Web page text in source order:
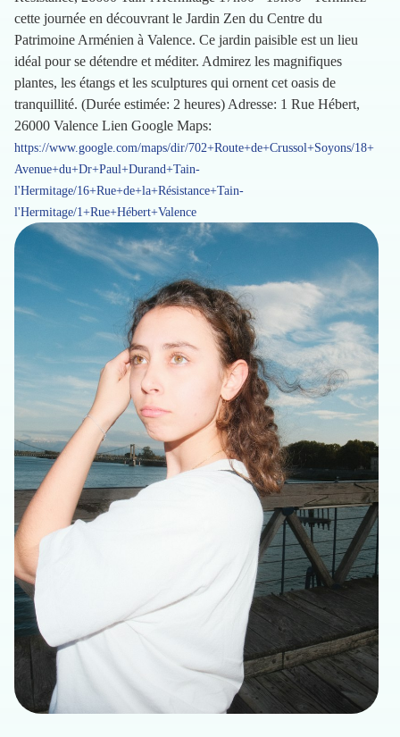
cette journée en découvrant le Jardin Zen du Centre du
Patrimoine Arménien à Valence. Ce jardin paisible est un lieu
idéal pour se détendre et méditer. Admirez les magnifiques
plantes, les étangs et les sculptures qui ornent cet oasis de
tranquillité. (Durée estimée: 2 heures) Adresse: 1 Rue Hébert,
26000 Valence Lien Google Maps:
https://www.google.com/maps/dir/702+Route+de+Crussol+Soyons/18+
Avenue+du+Dr+Paul+Durand+Tain-
l'Hermitage/16+Rue+de+la+Résistance+Tain-
l'Hermitage/1+Rue+Hébert+Valence